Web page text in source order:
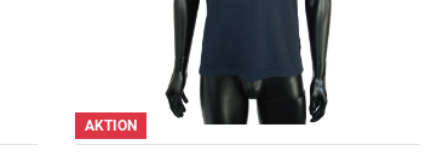
AKTION